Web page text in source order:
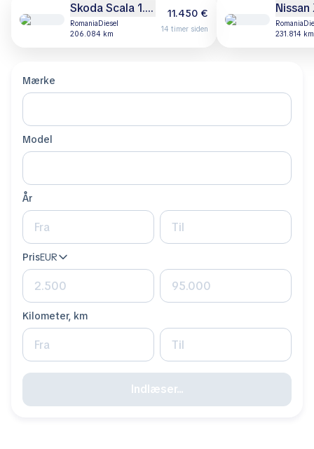
Skoda Scala 1.6 Diesel / 2019
Romania
diesel
206.084 km
11.450 €
14 timer siden
Nissan
Romania
231.814 km
Mærke
Model
År
PrisEUR
Kilometer, km
Indlæser...